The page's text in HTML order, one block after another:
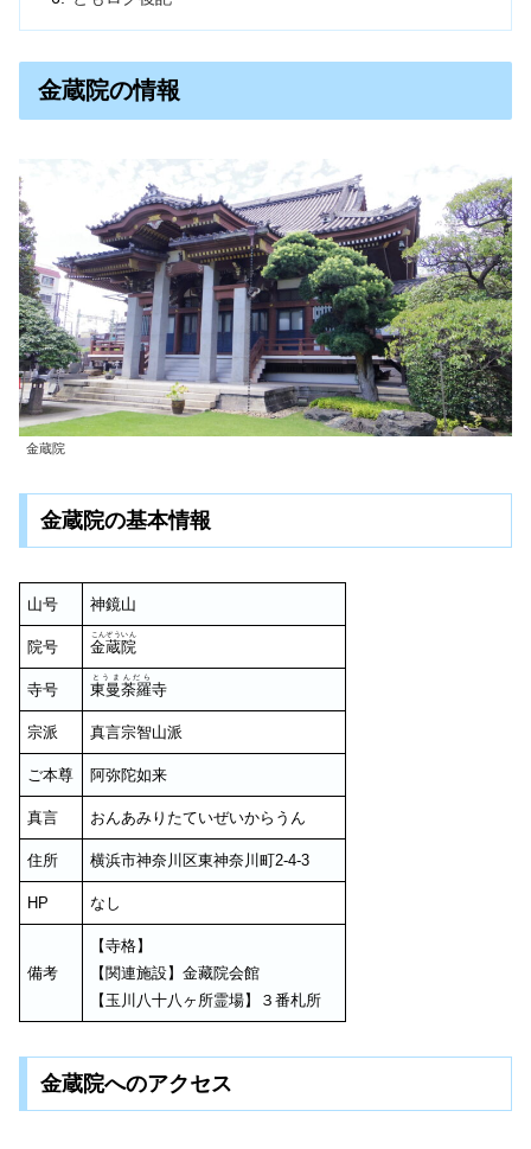
金蔵院の情報
金蔵院
金蔵院の基本情報
山号 神鏡山
院号 金蔵院
こんぞういん
寺号 東曼荼羅
とうまんだら
寺
宗派 真言宗智山派
ご本尊 阿弥陀如来
真言 おんあみりたていぜいからうん
住所 横浜市神奈川区東神奈川町2-4-3
HP なし
備考
【寺格】
【関連施設】金藏院会館
【玉川八十八ヶ所霊場】３番札所
金蔵院へのアクセス